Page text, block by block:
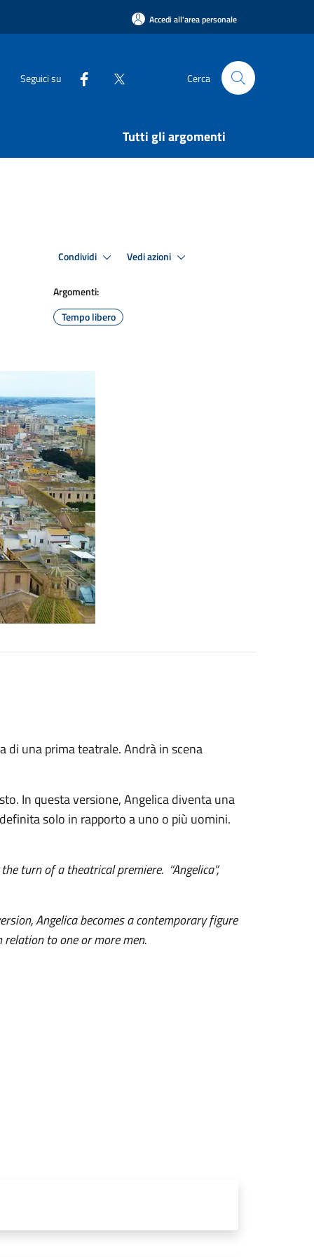
Accedi all'area personale
Seguici su Cerca
Tutti gli argomenti
Condividi Vedi azioni
Argomenti:
Tempo libero
di una prima teatrale. Andrà in scena
In questa versione, Angelica diventa una
solo in rapporto a uno o più uomini.
turn of a theatrical premiere. “Angelica”,
Angelica becomes a contemporary figure
to one or more men.